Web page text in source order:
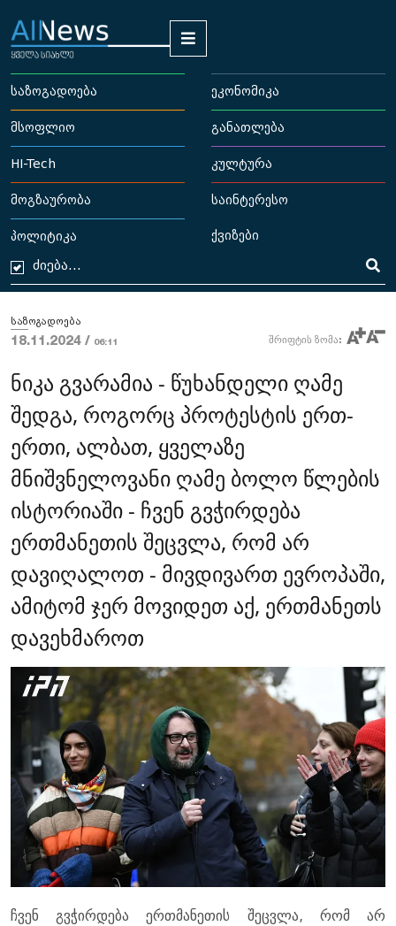
საზოგადოება ეკონომიკა
მსოფლიო განათლება
HI-Tech კულტურა
მოგზაურობა საინტერესო
პოლიტიკა ქვიზები
საზოგადოება
18.11.2024 / 06:11 შრიფტის ზომა:
ნიკა გვარამია - წუხანდელი ღამე
შედგა, როგორც პროტესტის ერთ-
ერთი, ალბათ, ყველაზე
მნიშვნელოვანი ღამე ბოლო წლების
ისტორიაში - ჩვენ გვჭირდება
ერთმანეთის შეცვლა, რომ არ
დავიღალოთ - მივდივართ ევროპაში,
ამიტომ ჯერ მოვიდეთ აქ, ერთმანეთს
დავეხმაროთ
ჩვენ გვჭირდება ერთმანეთის შეცვლა, რომ არ